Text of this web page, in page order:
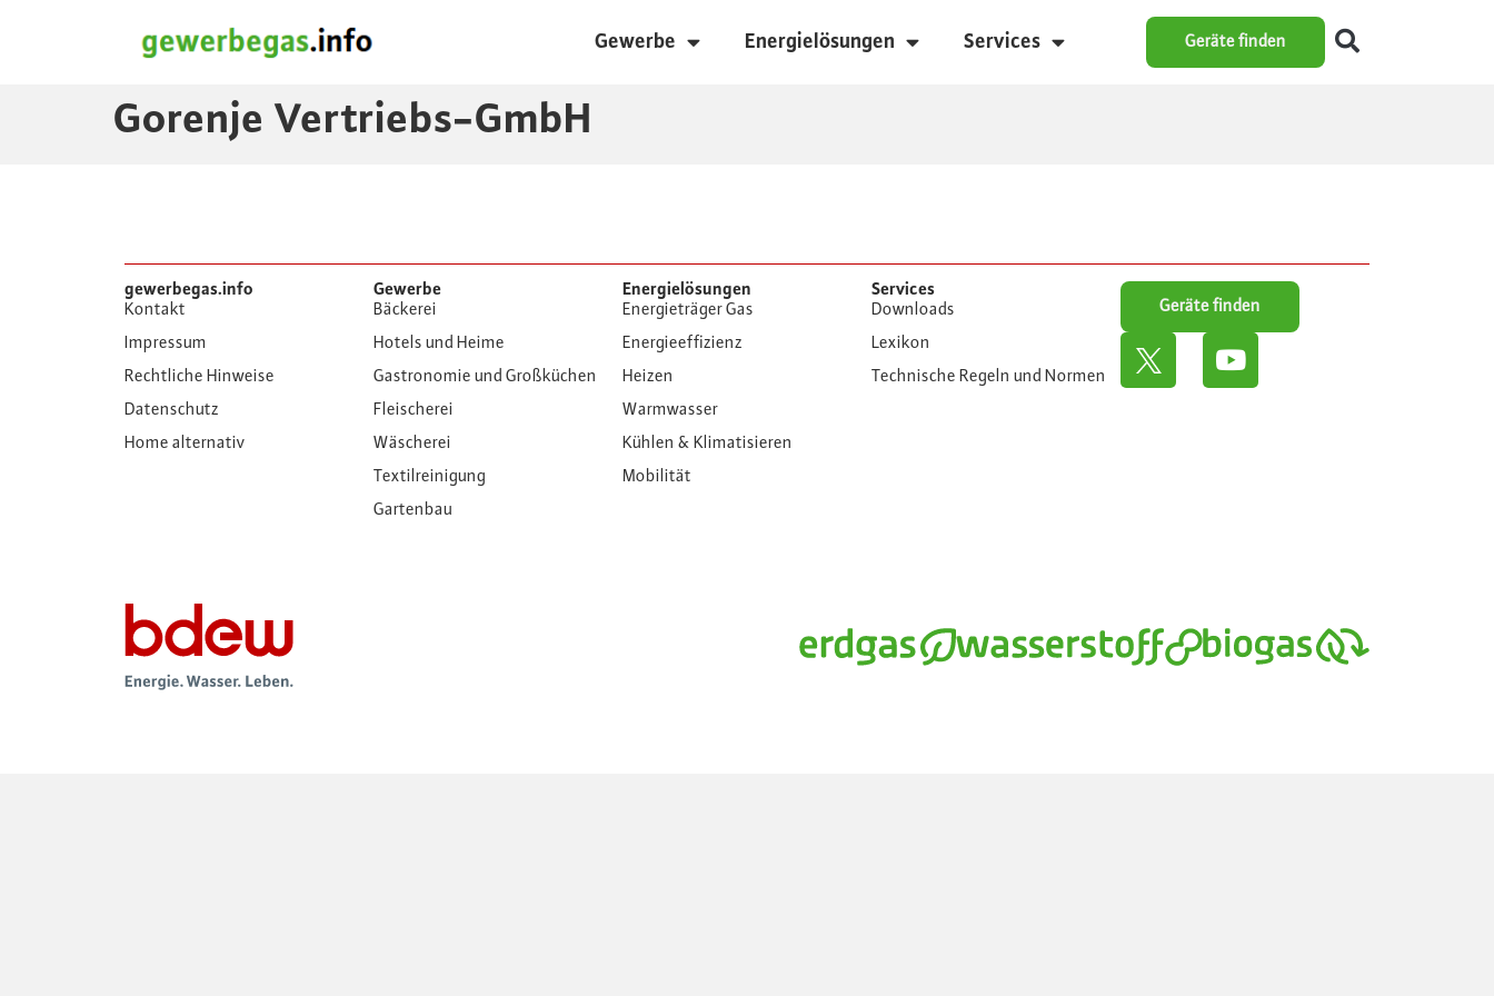
Gewerbe Energielösungen Services Geräte finden
Gorenje Vertriebs-GmbH
gewerbegas.info
Kontakt
Impressum
Rechtliche Hinweise
Datenschutz
Home alternativ
Gewerbe
Bäckerei
Hotels und Heime
Gastronomie und Großküchen
Fleischerei
Wäscherei
Textilreinigung
Gartenbau
Energielösungen
Energieträger Gas
Energieeffizienz
Heizen
Warmwasser
Kühlen & Klimatisieren
Mobilität
Services
Downloads
Lexikon
Technische Regeln und Normen
Geräte finden